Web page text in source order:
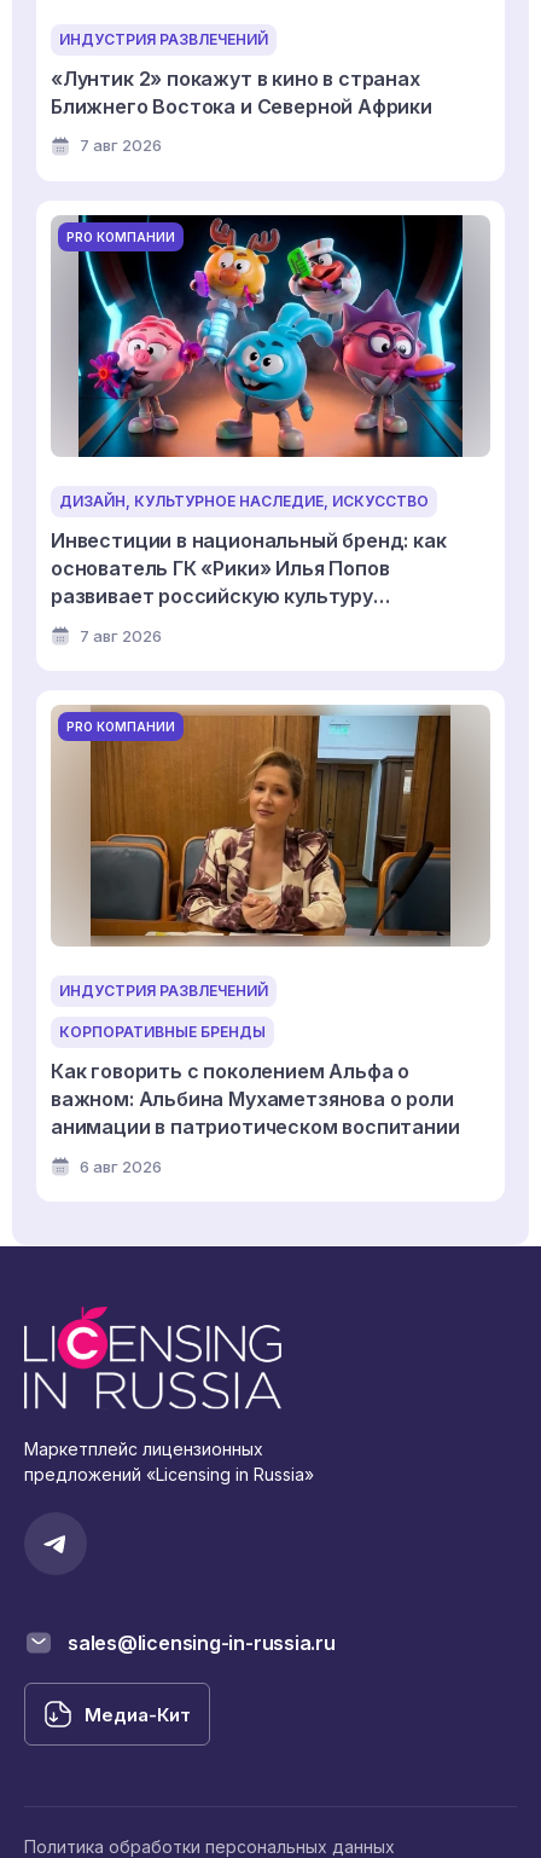
ИНДУСТРИЯ РАЗВЛЕЧЕНИЙ
«Лунтик 2» покажут в кино в странах
Ближнего Востока и Северной Африки
7 авг 2026
PRO КОМПАНИИ
ДИЗАЙН, КУЛЬТУРНОЕ НАСЛЕДИЕ, ИСКУССТВО
Инвестиции в национальный бренд: как
основатель ГК «Рики» Илья Попов
развивает российскую культуру
дизайнерской игрушки
7 авг 2026
PRO КОМПАНИИ
ИНДУСТРИЯ РАЗВЛЕЧЕНИЙ
КОРПОРАТИВНЫЕ БРЕНДЫ
Как говорить с поколением Альфа о
важном: Альбина Мухаметзянова о роли
анимации в патриотическом воспитании
6 авг 2026
Маркетплейс лицензионных
предложений «Licensing in Russia»
sales@licensing-in-russia.ru
Медиа-Кит
Политика обработки персональных данных